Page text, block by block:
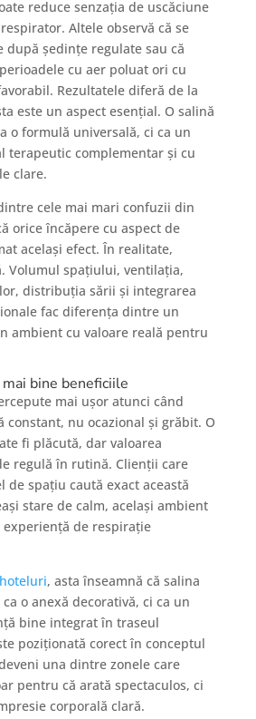
reduce senzația de uscăciune
Altele observă că se
după ședințe regulate sau că
cu aer poluat ori cu
Rezultatele diferă de la
este un aspect esențial. O salină
o formulă universală, ci ca un
terapeutic complementar și cu
clare.
cele mai mari confuzii din
orice încăpere cu aspect de
același efect. În realitate,
Volumul spațiului, ventilația,
distribuția sării și integrarea
fac diferența dintre un
ambient cu valoare reală pentru
bine beneficiile
mai ușor atunci când
constant, nu ocazional și grăbit. O
fi plăcută, dar valoarea
regulă în rutină. Clienții care
de spațiu caută exact această
stare de calm, același ambient
experiență de respirație
, asta înseamnă că salina
o anexă decorativă, ci ca un
bine integrat în traseul
poziționată corect în conceptul
una dintre zonele care
pentru că arată spectaculos, ci
corporală clară.